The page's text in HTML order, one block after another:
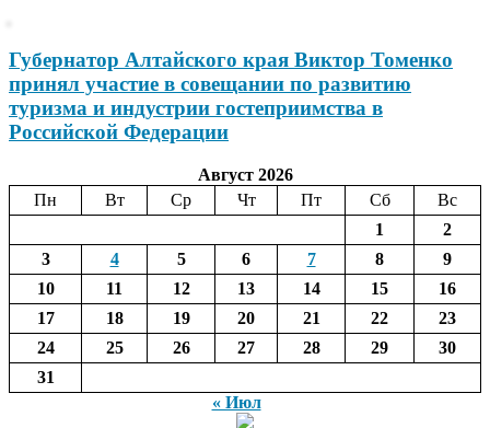
Губернатор Алтайского края Виктор Томенко
принял участие в совещании по развитию
туризма и индустрии гостеприимства в
Российской Федерации
Август 2026
Пн
Вт Ср Чт Пт Сб
Вс
1
2
3
4 5 6 7 8
9
10
11 12 13 14 15
16
17
18 19 20 21 22
23
24
25 26 27 28 29
30
31
« Июл